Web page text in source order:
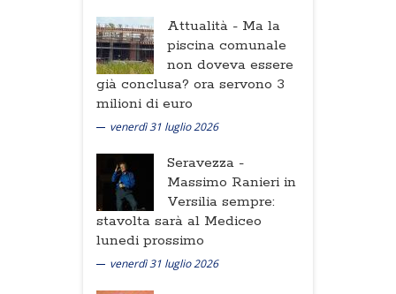
Attualità - Ma la
piscina comunale
non doveva essere
già conclusa? ora servono 3
milioni di euro
venerdì 31 luglio 2026
Seravezza -
Massimo Ranieri in
Versilia sempre:
stavolta sarà al Mediceo
lunedi prossimo
venerdì 31 luglio 2026